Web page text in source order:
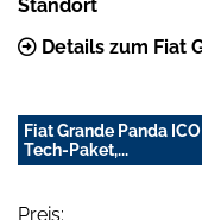
Standort
Details zum Fiat
Fiat Grande Panda
Tech-Paket,...
Preis: